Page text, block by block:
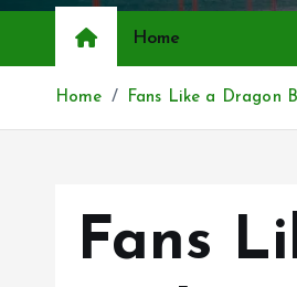
Home
Home Fans Like a Dragon
Fans